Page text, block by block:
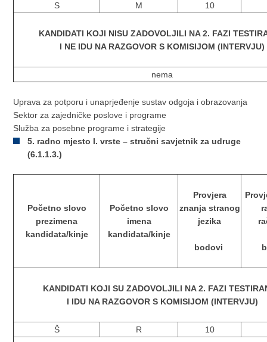
S
M 10
KANDIDATI KOJI NISU ZADOVOLJILI NA 2. FAZI
I NE IDU NA RAZGOVOR S KOMISIJOM (INTERVJU)
nema
Uprava za potporu i unaprjeđenje sustav odgoja i obrazovanja
Sektor za zajedničke poslove i programe
Služba za posebne programe i strategije
5. radno mjesto I. vrste – stručni savjetnik za udruge
(6.1.1.3.)
Početno slovo
prezimena
kandidata/kinje
Početno slovo
imena
kandidata/kinje
Provjera
znanja stranog
jezika
bodovi
KANDIDATI KOJI SU ZADOVOLJILI NA 2. FAZI
I IDU NA RAZGOVOR S KOMISIJOM (INTERVJU)
Š R 10